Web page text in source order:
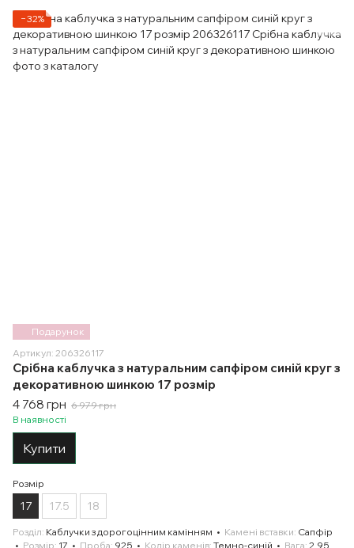
Подарунок
−32%
Артикул: 206326117
Срібна каблучка з натуральним сапфіром синій круг з
декоративною шинкою 17 розмір
4 768 грн 6 979 грн
В наявності
Купити
Розмір
17 17.5 18
Розділ Каблучки з дорогоцінним камінням Камені вставки Сапфір
Розмір 17 Проба 925 Колір каменів Темно-синій Вага 2.95